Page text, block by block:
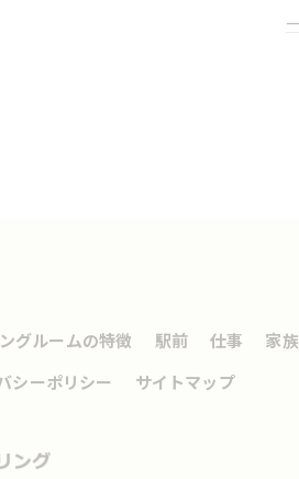
グルームの特徴 駅前 仕事 家族
シーポリシー サイトマップ